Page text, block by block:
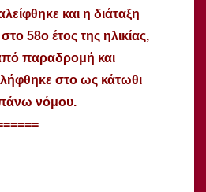
και η διάταξη
58ο έτος της ηλικίας,
παραδρομή και
στο ως κάτωθι
νόμου.